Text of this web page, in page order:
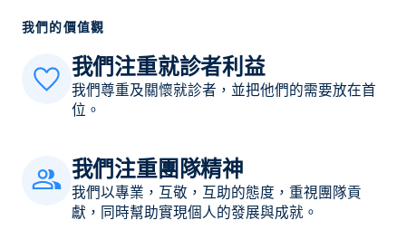
我們的價值觀
我們注重就診者利益
我們尊重及關懷就診者，並把他們的需要放在首
位。
我們注重團隊精神
我們以專業，互敬，互助的態度，重視團隊貢
獻，同時幫助實現個人的發展與成就。